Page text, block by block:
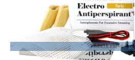
Přidat k